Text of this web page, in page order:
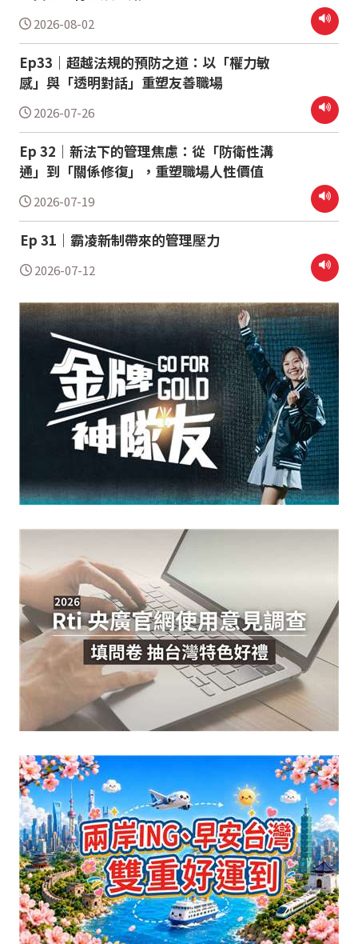
2026-08-02
Ep33｜超越法規的預防之道：以「權力敏
感」與「透明對話」重塑友善職場
2026-07-26
Ep 32｜新法下的管理焦慮：從「防衛性溝
通」到「關係修復」，重塑職場人性價值
2026-07-19
Ep 31｜霸凌新制帶來的管理壓力
2026-07-12